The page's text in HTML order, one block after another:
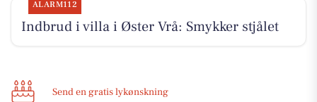
ALARM112
Indbrud i villa i Øster Vrå: Smykker stjålet
Send en gratis lykønskning